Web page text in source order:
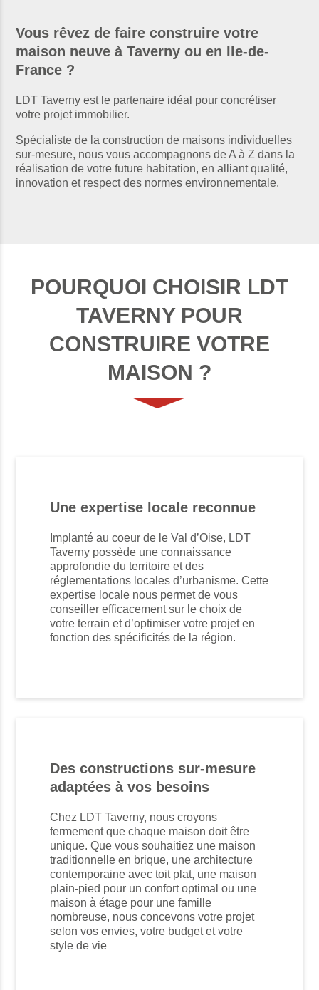
Vous rêvez de faire construire votre
maison neuve à Taverny ou en Ile-de-
France ?
LDT Taverny est le partenaire idéal pour concrétiser
votre projet immobilier.
Spécialiste de la construction de maisons individuelles
sur-mesure, nous vous accompagnons de A à Z dans la
réalisation de votre future habitation, en alliant qualité,
innovation et respect des normes environnementale.
POURQUOI CHOISIR LDT
TAVERNY POUR
CONSTRUIRE VOTRE
MAISON ?
Une expertise locale reconnue
Implanté au coeur de le Val d’Oise, LDT
Taverny possède une connaissance
approfondie du territoire et des
réglementations locales d’urbanisme. Cette
expertise locale nous permet de vous
conseiller efficacement sur le choix de
votre terrain et d’optimiser votre projet en
fonction des spécificités de la région.
Des constructions sur-mesure
adaptées à vos besoins
Chez LDT Taverny, nous croyons
fermement que chaque maison doit être
unique. Que vous souhaitiez une maison
traditionnelle en brique, une architecture
contemporaine avec toit plat, une maison
plain-pied pour un confort optimal ou une
maison à étage pour une famille
nombreuse, nous concevons votre projet
selon vos envies, votre budget et votre
style de vie